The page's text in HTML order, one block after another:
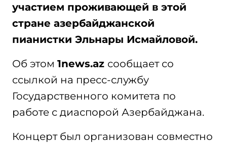
участием проживающей в этой
стране азербайджанской
пианистки Эльнары Исмайловой.
Об этом 1news.az сообщает со
ссылкой на пресс-службу
Государственного комитета по
работе с диаспорой Азербайджана.
Концерт был организован совместно